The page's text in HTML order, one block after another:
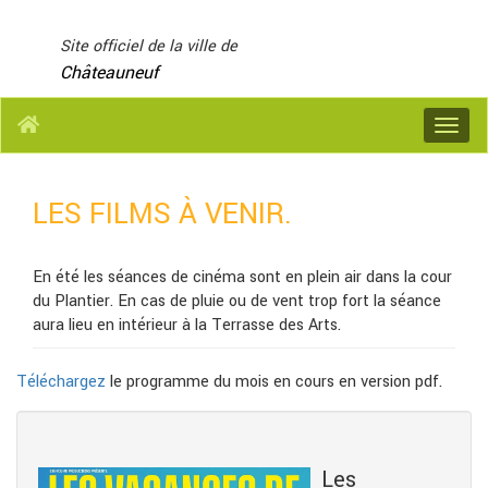
Site officiel de la ville de
Châteauneuf
Menu
LES FILMS À VENIR.
En été les séances de cinéma sont en plein air dans la cour
du Plantier. En cas de pluie ou de vent trop fort la séance
aura lieu en intérieur à la Terrasse des Arts.
Téléchargez le programme du mois en cours en version pdf.
Les